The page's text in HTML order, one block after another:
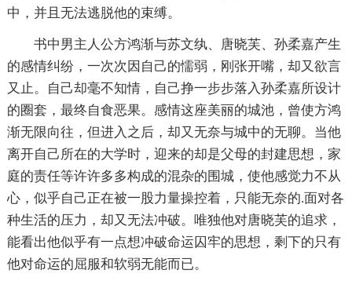
中，并且无法逃脱他的束缚。
书中男主人公方鸿渐与苏文纨、唐晓芙、孙柔嘉产生
的感情纠纷，一次次因自己的懦弱，刚张开嘴，却又欲言
又止。自己却毫不知情，自己挣一步步落入孙柔嘉所设计
的圈套，最终自食恶果。感情这座美丽的城池，曾使方鸿
渐无限向往，但进入之后，却又无奈与城中的无聊。当他
离开自己所在的大学时，迎来的却是父母的封建思想，家
庭的责任等许许多多构成的混杂的围城，使他感觉力不从
心，似乎自己正在被一股力量操控着，只能无奈的.面对各
种生活的压力，却又无法冲破。唯独他对唐晓芙的追求，
能看出他似乎有一点想冲破命运囚牢的思想，剩下的只有
他对命运的屈服和软弱无能而已。